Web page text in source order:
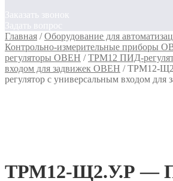
Заказать звонок
Задать вопрос
Главная /Оборудование для
Контрольно-измерительные приборы
регуляторы ОВЕН /ТРМ12 ПИД-
входом для задвижек ОВЕН /ТРМ12-
регулятор с универсальным входом
ТРМ12-Щ2.У.Р —